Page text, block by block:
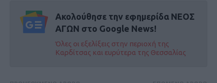
Ακολούθησε την εφημερίδα ΝΕΟΣ
ΑΓΩΝ στο Google News!
Όλες οι εξελίξεις στην περιοχή της
Καρδίτσας και ευρύτερα της Θεσσαλίας